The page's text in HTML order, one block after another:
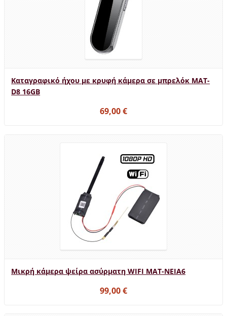
Καταγραφικό ήχου με κρυφή κάμερα σε μπρελόκ MAT-
D8 16GB
69,00 €
Μικρή κάμερα ψείρα ασύρματη WIFI MAT-NEIA6
99,00 €